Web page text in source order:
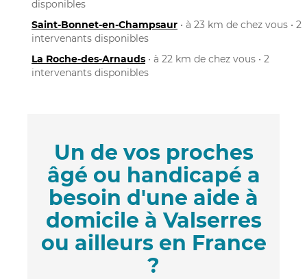
disponibles
Saint-Bonnet-en-Champsaur • à 23 km de chez vous • 2
intervenants disponibles
La Roche-des-Arnauds • à 22 km de chez vous • 2
intervenants disponibles
Un de vos proches
âgé ou handicapé a
besoin d'une aide à
domicile à Valserres
ou ailleurs en France
?